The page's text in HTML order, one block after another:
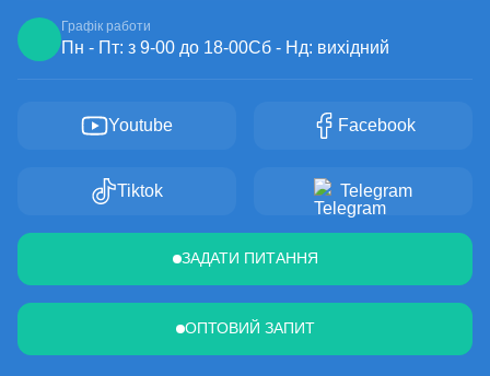
Графік работи
Пн - Пт: з 9-00 до 18-00Сб - Нд: вихідний
Youtube Facebook
Tiktok Telegram
ЗАДАТИ ПИТАННЯ
ОПТОВИЙ ЗАПИТ